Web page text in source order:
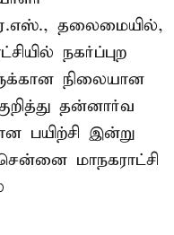
தலைமையில்,
நகர்ப்புற
நிலையான
தன்னார்வ
பயிற்சி இன்று
மாநகராட்சி